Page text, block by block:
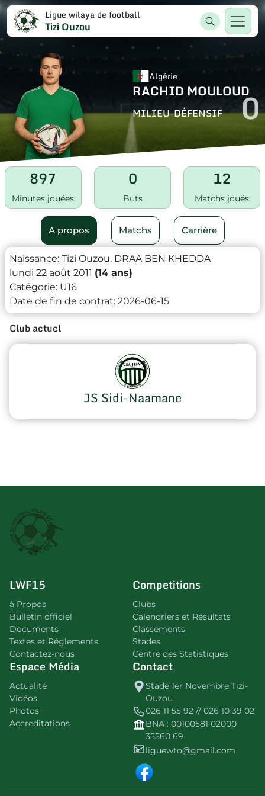
Ligue wilaya de football
Tizi Ouzou
Algérie
RACHID MOULOUD
MILIEU-DÉFENSIF 0
897
Minutes jouées
0
Buts
12
Matchs joués
A propos Matchs Carrière
Naissance: Tizi Ouzou, DRAA BEN KHEDDA
lundi 22 août 2011 (14 ans)
Catégorie: U16
Date de fin de contrat: 2026-06-15
Club actuel
JS Sidi-Naamane
LWF15
à Propos
Bulletin officiel
Documents
Textes et Réglements
Contactez-nous
Competitions
Clubs
Calendriers et Résultats
Classements
Stades
Centre des Statistiques
Espace Média
Actualité
Vidéos
Photos
Accreditations
Contact
Stade 1er Novembre Tizi-
Ouzou
026 11 55 92 // 026 10 39 02
BNA : 00100581 02000
35560 69
liguewto@gmail.com